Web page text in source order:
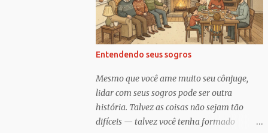
Entendendo seus sogros
Mesmo que você ame muito seu cônjuge,
lidar com seus sogros pode ser outra
história. Talvez as coisas não sejam tão
difíceis — talvez você tenha formado